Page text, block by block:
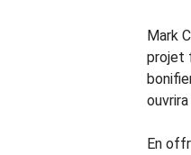
Mark
projet
En